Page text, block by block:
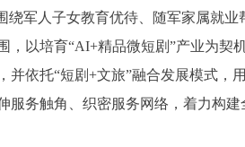
军人子女教育优待、随军家属就
以培育“AI+精品微短剧”产业为契
依托“短剧+文旅”融合发展模式，
务触角、织密服务网络，着力构